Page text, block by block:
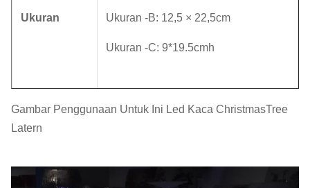
Ukuran Ukuran -B: 12,5 × 22,5cm
Ukuran -C: 9*19.5cmh
Paket
pcs dalam karton master. kotak
Gambar Penggunaan Untuk Ini Led Kaca ChristmasTree
Latern